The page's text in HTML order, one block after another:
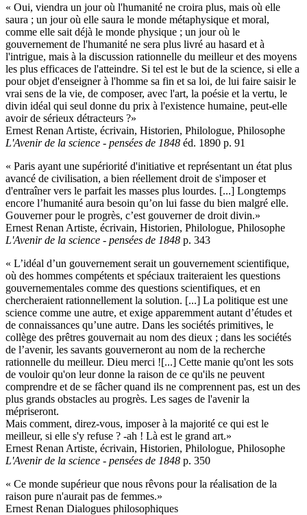
« Oui, viendra un jour où l'humanité ne croira plus, mais où elle
saura ; un jour où elle saura le monde métaphysique et moral,
comme elle sait déjà le monde physique ; un jour où le
gouvernement de l'humanité ne sera plus livré au hasard et à
l'intrigue, mais à la discussion rationnelle du meilleur et des moyens
les plus efficaces de l'atteindre. Si tel est le but de la science, si elle a
pour objet d'enseigner à l'homme sa fin et sa loi, de lui faire saisir le
vrai sens de la vie, de composer, avec l'art, la poésie et la vertu, le
divin idéal qui seul donne du prix à l'existence humaine, peut-elle
avoir de sérieux détracteurs ?»
Ernest Renan Artiste, écrivain, Historien, Philologue, Philosophe
L'Avenir de la science - pensées de 1848 éd. 1890 p. 91
« Paris ayant une supériorité d'initiative et représentant un état plus
avancé de civilisation, a bien réellement droit de s'imposer et
d'entraîner vers le parfait les masses plus lourdes. [...] Longtemps
encore l’humanité aura besoin qu’on lui fasse du bien malgré elle.
Gouverner pour le progrès, c’est gouverner de droit divin.»
Ernest Renan Artiste, écrivain, Historien, Philologue, Philosophe
L'Avenir de la science - pensées de 1848 p. 343
« L’idéal d’un gouvernement serait un gouvernement scientifique,
où des hommes compétents et spéciaux traiteraient les questions
gouvernementales comme des questions scientifiques, et en
chercheraient rationnellement la solution. [...] La politique est une
science comme une autre, et exige apparemment autant d’études et
de connaissances qu’une autre. Dans les sociétés primitives, le
collège des prêtres gouvernait au nom des dieux ; dans les sociétés
de l’avenir, les savants gouverneront au nom de la recherche
rationnelle du meilleur. Dieu merci ![...] Cette manie qu'ont les sots
de vouloir qu'on leur donne la raison de ce qu'ils ne peuvent
comprendre et de se fâcher quand ils ne comprennent pas, est un des
plus grands obstacles au progrès. Les sages de l'avenir la
mépriseront.
Mais comment, direz-vous, imposer à la majorité ce qui est le
meilleur, si elle s'y refuse ? -ah ! Là est le grand art.»
Ernest Renan Artiste, écrivain, Historien, Philologue, Philosophe
L'Avenir de la science - pensées de 1848 p. 350
« Ce monde supérieur que nous rêvons pour la réalisation de la
raison pure n'aurait pas de femmes.»
Ernest Renan Dialogues philosophiques